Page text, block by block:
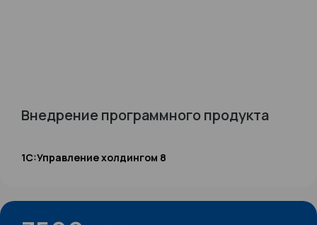
систему.
Создание структуры справочников и классификаторов
Определение системы аналитических признаков,
статьями доходов и расходов.
Внедрение программного продукта
1C:Управление холдингом 8